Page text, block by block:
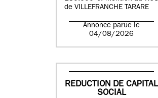
de VILLEFRANCHE TARARE
Annonce parue le
04/08/2026
REDUCTION DE CAPITAL
SOCIAL